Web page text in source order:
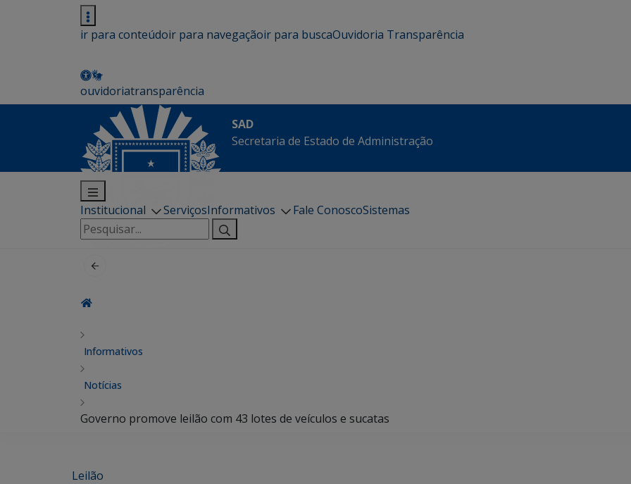
ir para conteúdoir para navegaçãoir para buscaOuvidoria Transparência
ouvidoriatransparência
SAD
Secretaria de Estado de Administração
Institucional ServiçosInformativos Fale ConoscoSistemas
Pesquisar
por:
Informativos
Notícias
Governo promove leilão com 43 lotes de veículos e sucatas
Leilão